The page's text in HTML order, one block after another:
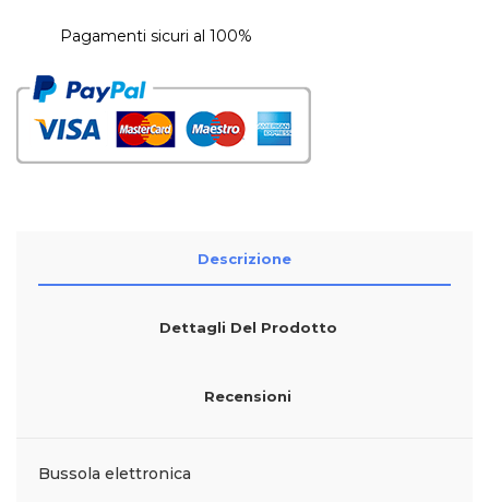
Pagamenti sicuri al 100%
Descrizione
Dettagli Del Prodotto
Recensioni
Bussola elettronica